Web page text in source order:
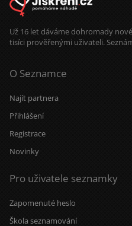
Už 16 let dáváme dohromady
tisíci prověřenými uživateli.
O Seznamce
Najít partnera
Přihlášení
Registrace
Novinky
Pro uživatele seznamky
Zapomenuté heslo
Škola seznamování